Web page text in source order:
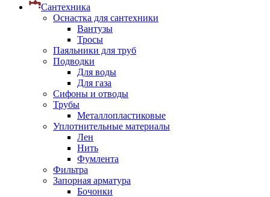
Сантехника
Оснастка для сантехники
Вантузы
Тросы
Паяльники для труб
Подводки
Для воды
Для газа
Сифоны и отводы
Трубы
Металлопластиковые
Уплотнительные материалы
Лен
Нить
Фумлента
Фильтра
Запорная арматура
Бочонки